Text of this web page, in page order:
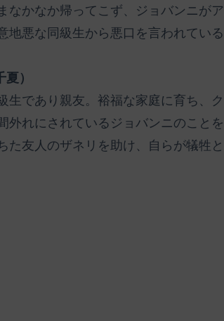
なかなか帰ってこず、ジョバンニが
地悪な同級生から悪口を言われてい
）
生であり親友。裕福な家庭に育ち、
外れにされているジョバンニのこと
た友人のザネリを助け、自らが犠牲と